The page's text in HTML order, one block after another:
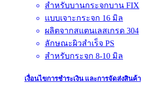
สำหรับบานกระจกบาน FIX
แบบเจาะกระจก 16 มิล
ผลิตจากสแตนเลสเกรด 304
ลักษณะผิวสำเร็จ PS
สำหรับกระจก 8-10 มิล
เงื่อนไขการชำระเงิน และการจัดส่งสินค้า